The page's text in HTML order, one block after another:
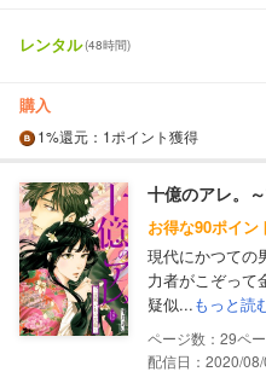
レンタル(48時間)
購入
1%還元 ：1ポイント獲得
十億のアレ。
お得な90ポイン
現代にかつて
力者がこぞって
疑似...もっと読
29
配信日：2020/